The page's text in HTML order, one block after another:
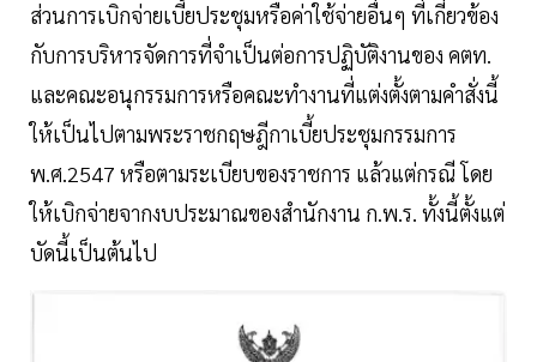
ส่วนการเบิกจ่ายเบี้ยประชุมหรือค่าใช้จ่ายอื่นๆ ที่เกี่ยวข้อง
กับการบริหารจัดการที่จำเป็นต่อการปฏิบัติงานของ คตท.
และคณะอนุกรรมการหรือคณะทำงานที่แต่งตั้งตามคำสั่งนี้
ให้เป็นไปตามพระราชกฤษฎีกาเบี้ยประชุมกรรมการ
พ.ศ.2547 หรือตามระเบียบของราชการ แล้วแต่กรณี โดย
ให้เบิกจ่ายจากงบประมาณของสำนักงาน ก.พ.ร. ทั้งนี้ตั้งแต่
บัดนี้เป็นต้นไป